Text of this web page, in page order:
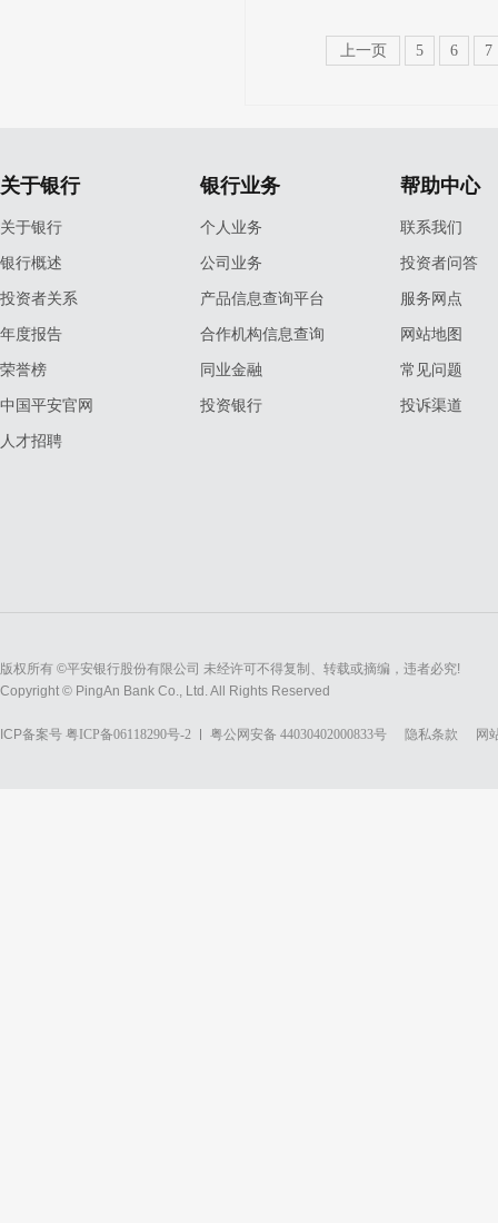
上一页 5 6 7
关于银行
关于银行
银行概述
投资者关系
年度报告
荣誉榜
中国平安官网
人才招聘
银行业务
个人业务
公司业务
产品信息查询平台
合作机构信息查询
同业金融
投资银行
帮助中心
联系我们
投资者问答
服务网点
网站地图
常见问题
投诉渠道
版权所有 ©平安银行股份有限公司 未经许可不得复制、转载或摘编，违者必究!
Copyright © PingAn Bank Co., Ltd. All Rights Reserved
ICP备案号 粤ICP备06118290号-2 粤公网安备 44030402000833号 隐私条款 网